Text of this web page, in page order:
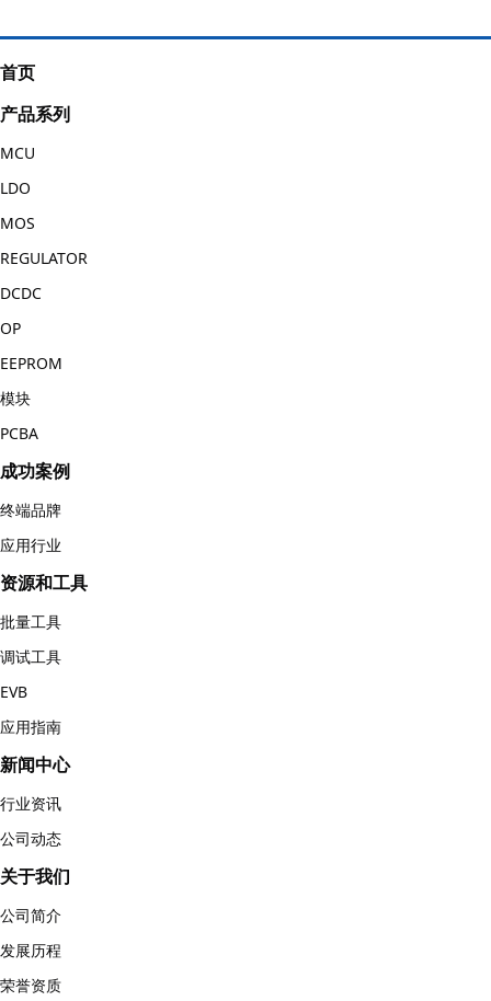
首页
产品系列
MCU
LDO
MOS
REGULATOR
DCDC
OP
EEPROM
模块
PCBA
成功案例
终端品牌
应用行业
资源和工具
批量工具
调试工具
EVB
应用指南
新闻中心
行业资讯
公司动态
关于我们
公司简介
发展历程
荣誉资质